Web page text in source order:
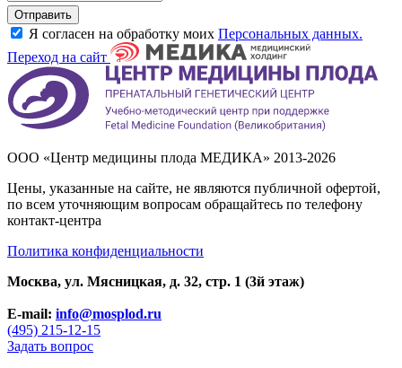
Отправить
Я согласен на обработку моих Персональных данных.
Переход на сайт
ООО «Центр медицины плода МЕДИКА» 2013-2026
Цены, указанные на сайте, не являются публичной офертой,
по всем уточняющим вопросам обращайтесь по телефону
контакт-центра
Политика конфиденциальности
Москва, ул. Мясницкая, д. 32, стр. 1 (3й этаж)
E-mail: info@mosplod.ru
(495) 215-12-15
Задать вопрос